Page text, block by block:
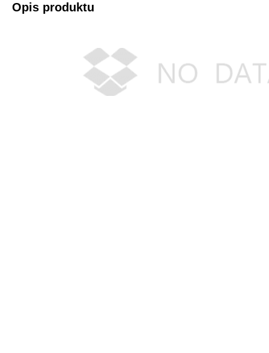
Opis produktu